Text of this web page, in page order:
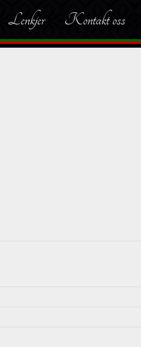
Lenkjer Kontakt oss